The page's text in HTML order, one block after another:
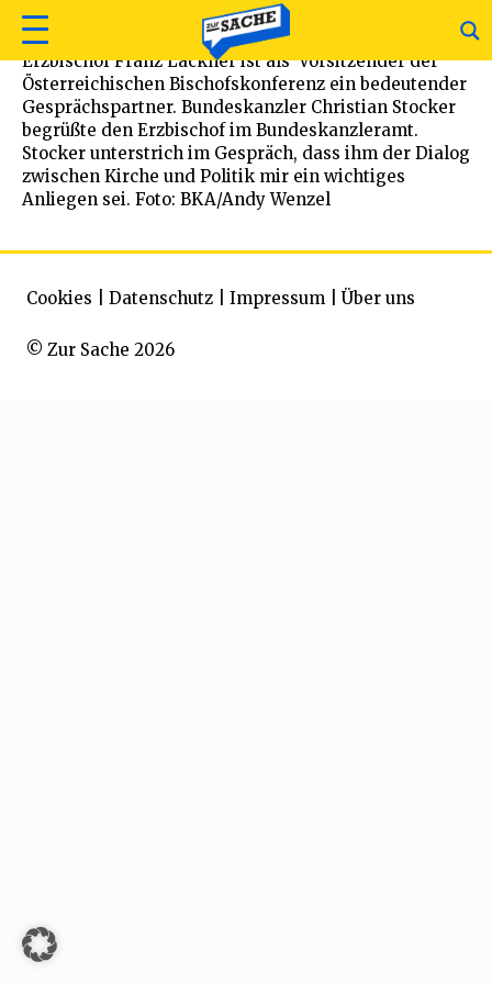
Erzbischof Franz Lackner ist als Vorsitzender der
Österreichischen Bischofskonferenz ein bedeutender
Gesprächspartner. Bundeskanzler Christian Stocker
begrüßte den Erzbischof im Bundeskanzleramt.
Stocker unterstrich im Gespräch, dass ihm der Dialog
zwischen Kirche und Politik mir ein wichtiges
Anliegen sei. Foto: BKA/Andy Wenzel
© Zur Sache 2026
Cookies Datenschutz Impressum Über uns